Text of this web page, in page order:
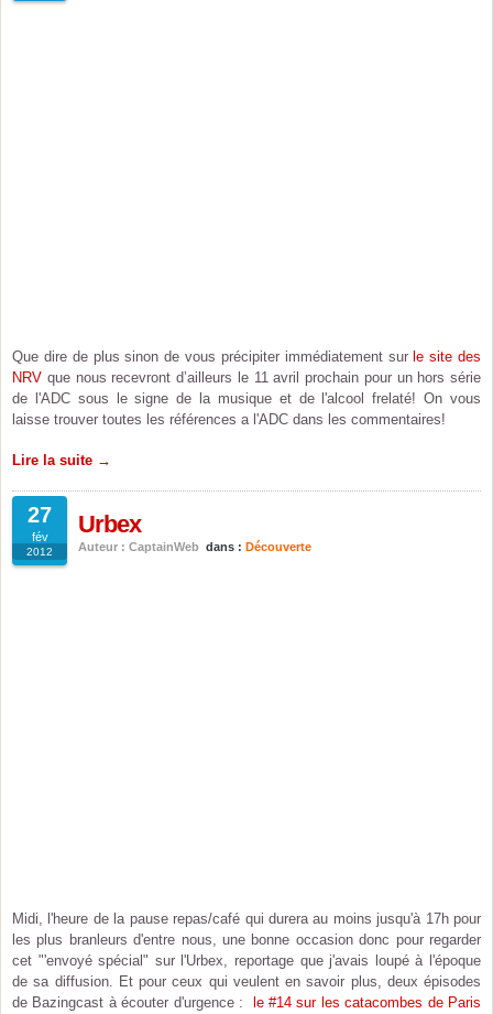
Que dire de plus sinon de vous précipiter immédiatement sur le site des
NRV que nous recevront d’ailleurs le 11 avril prochain pour un hors série
de l'ADC sous le signe de la musique et de l'alcool frelaté! On vous
laisse trouver toutes les références a l'ADC dans les commentaires!
Lire la suite →
27
fév
2012
Urbex
Auteur : CaptainWeb dans : Découverte
Midi, l'heure de la pause repas/café qui durera au moins jusqu'à 17h pour
les plus branleurs d'entre nous, une bonne occasion donc pour regarder
cet "'envoyé spécial" sur l'Urbex, reportage que j'avais loupé à l'époque
de sa diffusion. Et pour ceux qui veulent en savoir plus, deux épisodes
de Bazingcast à écouter d'urgence :
le #14 sur les catacombes de Paris